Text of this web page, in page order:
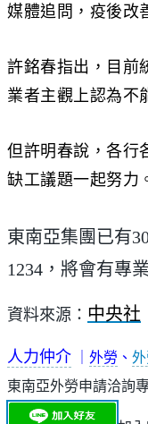
媒體追問，疫後改
許銘春指出，目前
業者主觀上認為不
但許明春說，各行
缺工議題一起努力
東南亞集團已有
1234，將會有專
資料來源： 中央社
人力仲介 外勞 、
東南亞外勞申請洽詢